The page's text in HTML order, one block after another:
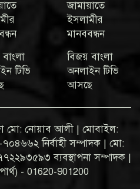
টিভি
জামায়াতে
ইসলামীর
মানববন্ধন
বিজয় বাংলা
অনলাইন টিভি
আসছে
মো: নোয়াব আলী | মোবাইল:
নির্বাহী সম্পাদক | মো:
ব্যবস্থাপনা সম্পাদক |
- 01620-901200